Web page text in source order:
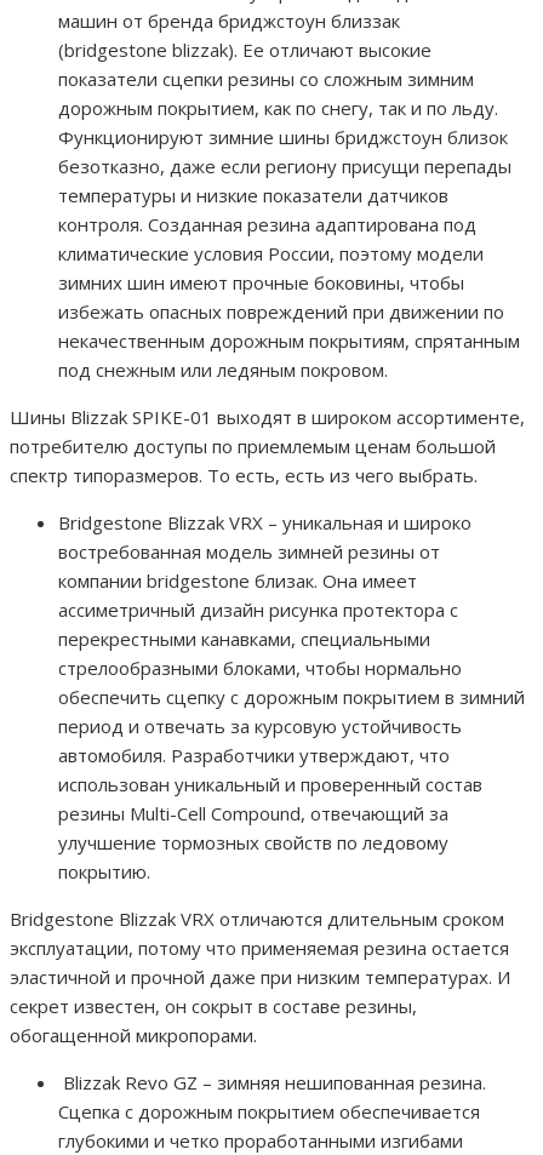
машин от бренда бриджстоун близзак
(bridgestone blizzak). Ее отличают высокие
показатели сцепки резины со сложным зимним
дорожным покрытием, как по снегу, так и по льду.
Функционируют зимние шины бриджстоун близок
безотказно, даже если региону присущи перепады
температуры и низкие показатели датчиков
контроля. Созданная резина адаптирована под
климатические условия России, поэтому модели
зимних шин имеют прочные боковины, чтобы
избежать опасных повреждений при движении по
некачественным дорожным покрытиям, спрятанным
под снежным или ледяным покровом.
Шины Blizzak SPIKE-01 выходят в широком ассортименте,
потребителю доступы по приемлемым ценам большой
спектр типоразмеров. То есть, есть из чего выбрать.
Bridgestone Blizzak VRX – уникальная и широко
востребованная модель зимней резины от
компании bridgestone близак. Она имеет
ассиметричный дизайн рисунка протектора с
перекрестными канавками, специальными
стрелообразными блоками, чтобы нормально
обеспечить сцепку с дорожным покрытием в зимний
период и отвечать за курсовую устойчивость
автомобиля. Разработчики утверждают, что
использован уникальный и проверенный состав
резины Multi-Cell Compound, отвечающий за
улучшение тормозных свойств по ледовому
покрытию.
Bridgestone Blizzak VRX отличаются длительным сроком
эксплуатации, потому что применяемая резина остается
эластичной и прочной даже при низким температурах. И
секрет известен, он сокрыт в составе резины,
обогащенной микропорами.
Blizzak Revo GZ – зимняя нешипованная резина.
Сцепка с дорожным покрытием обеспечивается
глубокими и четко проработанными изгибами